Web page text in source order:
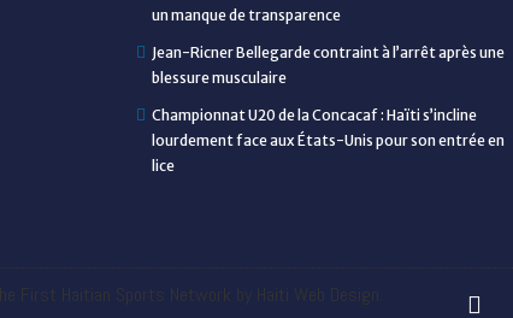
un manque de transparence
Jean-Ricner Bellegarde contraint à l’arrêt après une
blessure musculaire
Championnat U20 de la Concacaf : Haïti s’incline
lourdement face aux États-Unis pour son entrée en
lice
First Haitian Sports Network by Haiti Web Design.